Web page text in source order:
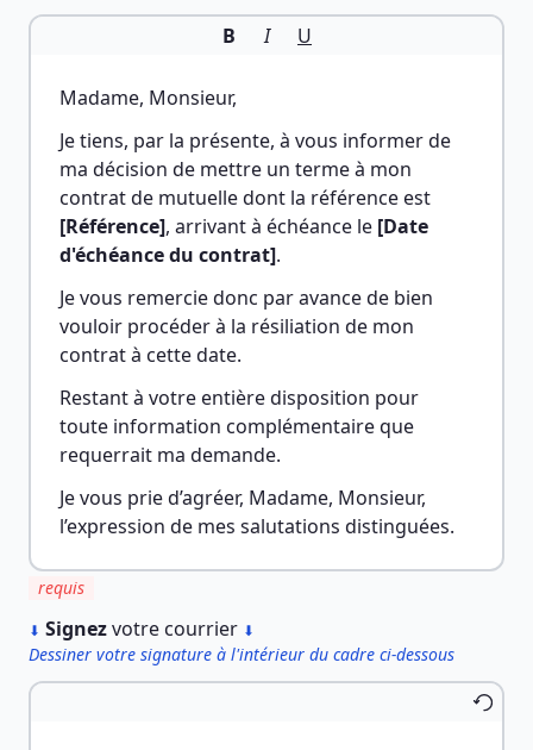
B I U
Madame, Monsieur,
Je tiens, par la présente, à vous informer de
ma décision de mettre un terme à mon
[Référence], arrivant à échéance le [Date
d'échéance du contrat].
Je vous remercie donc par avance de bien
vouloir procéder à la résiliation de mon
contrat à cette date.
Restant à votre entière disposition pour
toute information complémentaire que
requerrait ma demande.
Je vous prie d’agréer, Madame, Monsieur,
l’expression de mes salutations distinguées.
requis
⬇ Signezvotre courrier ⬇
Dessiner votre signature à l'intérieur du cadre ci-dessous